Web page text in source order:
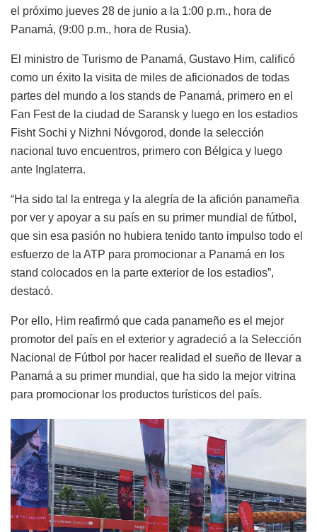
el próximo jueves 28 de junio a la 1:00 p.m., hora de
Panamá, (9:00 p.m., hora de Rusia).
El ministro de Turismo de Panamá, Gustavo Him, calificó
como un éxito la visita de miles de aficionados de todas
partes del mundo a los stands de Panamá, primero en el
Fan Fest de la ciudad de Saransk y luego en los estadios
Fisht Sochi y Nizhni Nóvgorod, donde la selección
nacional tuvo encuentros, primero con Bélgica y luego
ante Inglaterra.
“Ha sido tal la entrega y la alegría de la afición panameña
por ver y apoyar a su país en su primer mundial de fútbol,
que sin esa pasión no hubiera tenido tanto impulso todo el
esfuerzo de la ATP para promocionar a Panamá en los
stand colocados en la parte exterior de los estadios”,
destacó.
Por ello, Him reafirmó que cada panameño es el mejor
promotor del país en el exterior y agradeció a la Selección
Nacional de Fútbol por hacer realidad el sueño de llevar a
Panamá a su primer mundial, que ha sido la mejor vitrina
para promocionar los productos turísticos del país.